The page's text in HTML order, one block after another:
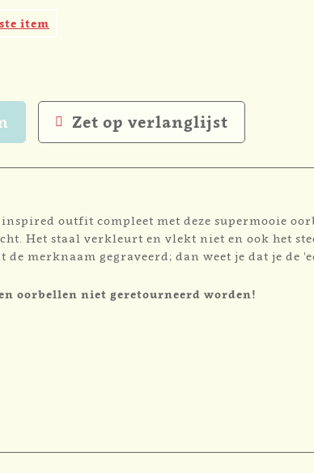
item
Zet op verlanglijst
outfit compleet met deze supermooie
Het staal verkleurt en vlekt niet en ook het
de merknaam gegraveerd; dan weet je dat je de
oorbellen niet geretourneerd worden!